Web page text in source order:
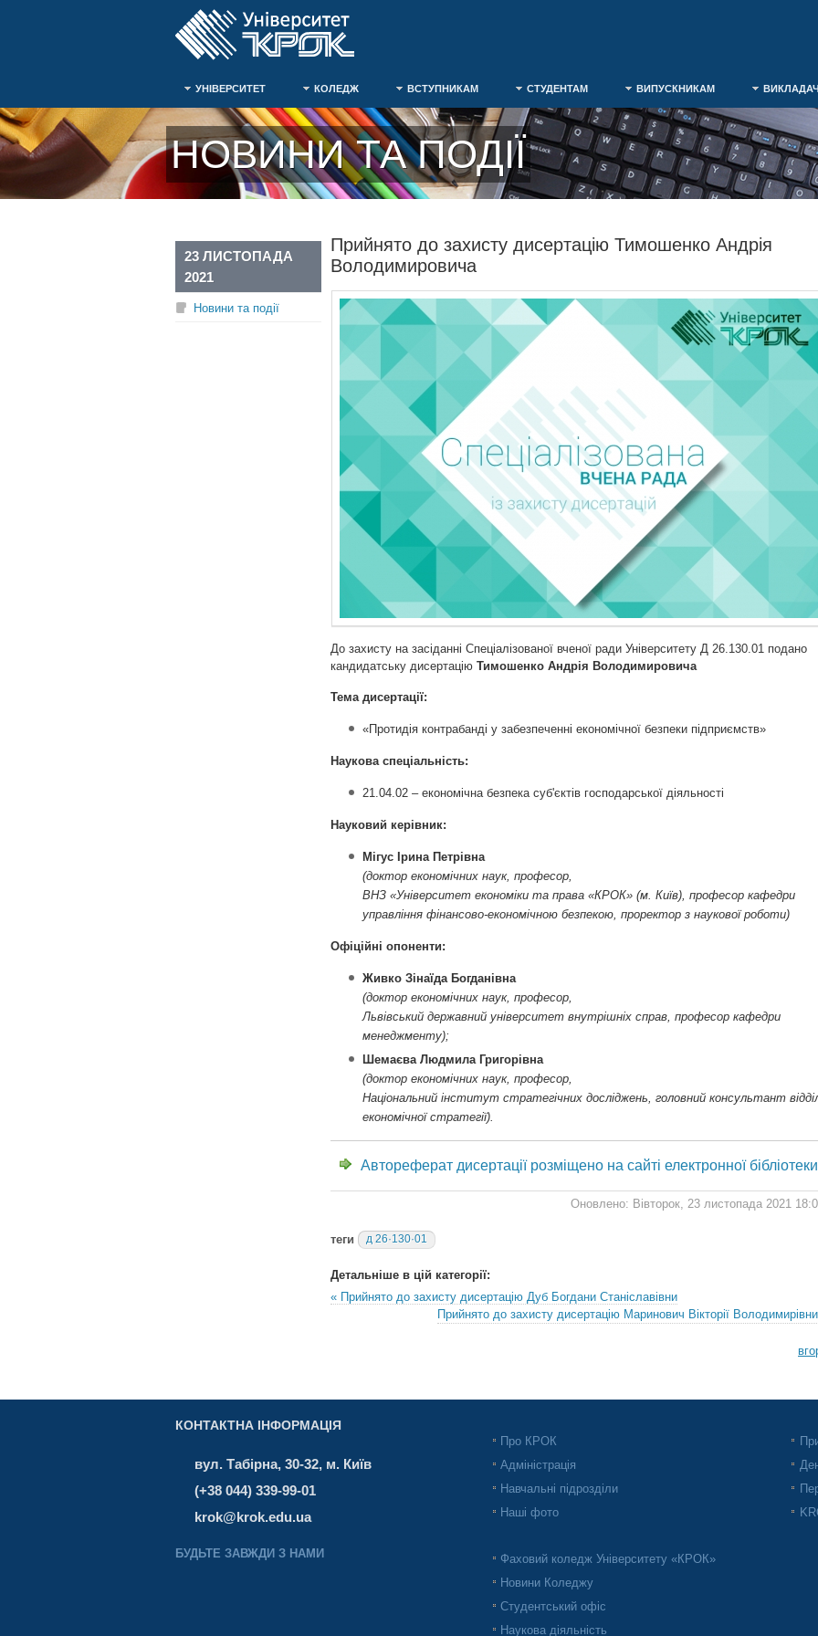
УНІВЕРСИТЕТ КОЛЕДЖ ВСТУПНИКАМ СТУДЕНТАМ ВИПУСКНИКАМ
НОВИНИ ТА ПОДІЇ
Прийнято до захисту дисертацію Тимошенко Андрія
Володимировича
23 ЛИСТОПАДА
2021
Новини та події
До захисту на засіданні Спеціалізованої вченої ради Університету Д 26.130.01 подано
кандидатську дисертацію Тимошенко Андрія Володимировича
Тема дисертації:
«Протидія контрабанді у забезпеченні економічної безпеки підприємств»
Наукова спеціальність:
21.04.02 – економічна безпека суб'єктів господарської діяльності
Науковий керівник:
Мігус Ірина Петрівна
(доктор економічних наук, професор,
ВНЗ «Університет економіки та права «КРОК» (м. Київ), професор кафедри
управління фінансово-економічною безпекою, проректор з наукової роботи)
Офіційні опоненти:
Живко Зінаїда Богданівна
(доктор економічних наук, професор,
Львівський державний університет внутрішніх справ, професор кафедри
менеджменту);
Шемаєва Людмила Григорівна
(доктор економічних наук, професор,
Національний інститут стратегічних досліджень, головний консультант
економічної стратегії).
Автореферат дисертації розміщено на сайті електронної бібліотеки
Оновлено: Вівторок, 23 листопада 2021
теги д 26·130·01
Детальніше в цій категорії:
« Прийнято до захисту дисертацію Дуб Богдани Станіславівни
Прийнято до захисту дисертацію Маринович Вікторії
КОНТАКТНА ІНФОРМАЦІЯ
вул. Табірна, 30-32, м. Київ
(+38 044) 339-99-01
krok@krok.edu.ua
БУДЬТЕ ЗАВЖДИ З НАМИ
Про КРОК
Адміністрація
Навчальні підрозділи
Наші фото
Фаховий коледж Університету «КРОК»
Новини Коледжу
Студентський офіс
Наукова діяльність